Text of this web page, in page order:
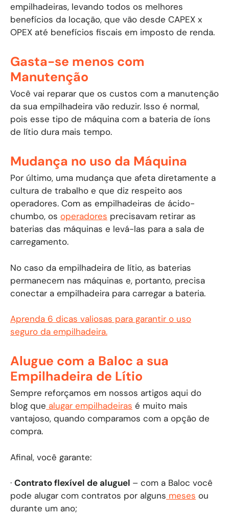
empilhadeiras, levando todos os melhores
benefícios da locação, que vão desde CAPEX x
OPEX até benefícios fiscais em imposto de renda.
Gasta-se menos com
Manutenção
Você vai reparar que os custos com a manutenção
da sua empilhadeira vão reduzir. Isso é normal,
pois esse tipo de máquina com a bateria de íons
de lítio dura mais tempo.
Mudança no uso da Máquina
Por último, uma mudança que afeta diretamente a
cultura de trabalho e que diz respeito aos
operadores. Com as empilhadeiras de ácido-
chumbo, os operadores precisavam retirar as
baterias das máquinas e levá-las para a sala de
carregamento.
No caso da empilhadeira de lítio, as baterias
permanecem nas máquinas e, portanto, precisa
conectar a empilhadeira para carregar a bateria.
Aprenda 6 dicas valiosas para garantir o uso
seguro da empilhadeira.
Alugue com a Baloc a sua
Empilhadeira de Lítio
Sempre reforçamos em nossos artigos aqui do
blog que alugar empilhadeiras é muito mais
vantajoso, quando comparamos com a opção de
compra.
Afinal, você garante:
· Contrato flexível de aluguel – com a Baloc você
pode alugar com contratos por alguns meses ou
durante um ano;